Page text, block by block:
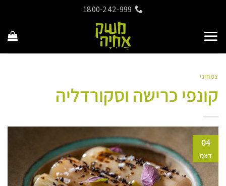
content
1800-242-999
צמחוני
קונפי כרישה וסקורדליה
04
דצמ